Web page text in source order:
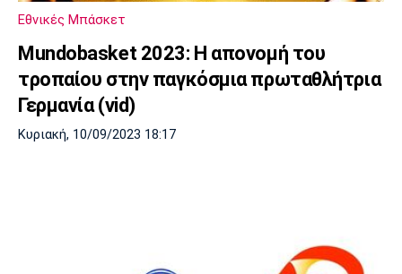
Εθνικές Μπάσκετ
Mundobasket 2023: Η απονομή του
τροπαίου στην παγκόσμια πρωταθλήτρια
Γερμανία (vid)
Κυριακή, 10/09/2023 18:17